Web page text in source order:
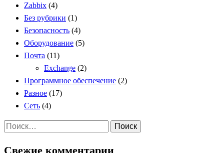
Zabbix (4)
Без рубрики (1)
Безопасность (4)
Оборудование (5)
Почта (11)
Exchange (2)
Программное обеспечение (2)
Разное (17)
Сеть (4)
Найти:
Свежие комментарии